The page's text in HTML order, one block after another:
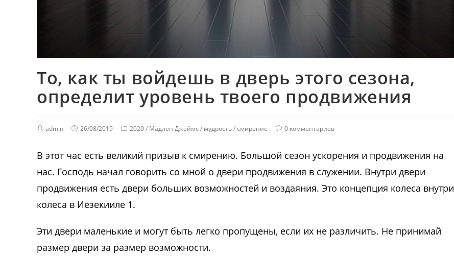
То, как ты войдешь в дверь этого сезона,
определит уровень твоего продвижения
admin 26/08/2019 2020/ Мадлен Джеймс / мудрость/смирение 0 комментариев
В этот час есть великий призыв к смирению. Большой сезон ускорения и продвижения на
нас. Господь начал говорить со мной о двери продвижения в служении. Внутри двери
продвижения есть двери больших возможностей и воздаяния. Это концепция колеса внутри
колеса в Иезекииле 1.
Эти двери маленькие и могут быть легко пропущены, если их не различить. Не принимай
размер двери за размер возможности.